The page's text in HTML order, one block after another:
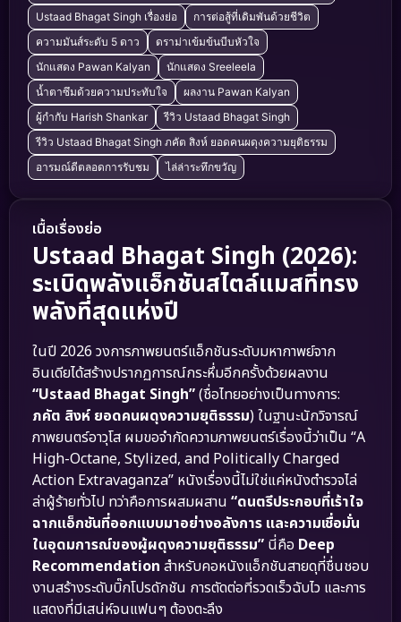
Ustaad Bhagat Singh เรื่องย่อ
การต่อสู้ที่เดิมพันด้วยชีวิต
ความมันส์ระดับ 5 ดาว
ดราม่าเข้มข้นบีบหัวใจ
นักแสดง Pawan Kalyan
นักแสดง Sreeleela
น้ำตาซึมด้วยความประทับใจ
ผลงาน Pawan Kalyan
ผู้กำกับ Harish Shankar
รีวิว Ustaad Bhagat Singh
รีวิว Ustaad Bhagat Singh ภคัต สิงห์ ยอดคนผดุงความยุติธรรม
อารมณ์ดีตลอดการรับชม
ไล่ล่าระทึกขวัญ
เนื้อเรื่องย่อ
Ustaad Bhagat Singh (2026):
ระเบิดพลังแอ็กชันสไตล์แมสที่ทรง
พลังที่สุดแห่งปี
ในปี 2026 วงการภาพยนตร์แอ็กชันระดับมหากาพย์จาก
อินเดียได้สร้างปรากฏการณ์กระหึ่มอีกครั้งด้วยผลงาน
“Ustaad Bhagat Singh”(ชื่อไทยอย่างเป็นทางการ:
ภคัต สิงห์ ยอดคนผดุงความยุติธรรม) ในฐานะนักวิจารณ์
ภาพยนตร์อาวุโส ผมขอจำกัดความภาพยนตร์เรื่องนี้ว่าเป็น “A
High-Octane, Stylized, and Politically Charged
Action Extravaganza” หนังเรื่องนี้ไม่ใช่แค่หนังตำรวจไล่
ล่าผู้ร้ายทั่วไป ทว่าคือการผสมผสาน “ดนตรีประกอบที่เร้าใจ
ฉากแอ็กชันที่ออกแบบมาอย่างอลังการ และความเชื่อมั่น
ในอุดมการณ์ของผู้ผดุงความยุติธรรม” นี่คือ Deep
Recommendation สำหรับคอหนังแอ็กชันสายดุที่ชื่นชอบ
งานสร้างระดับบิ๊กโปรดักชัน การตัดต่อที่รวดเร็วฉับไว และการ
แสดงที่มีเสน่ห์จนแฟนๆ ต้องตะลึง